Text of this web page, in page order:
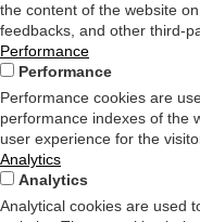
the content of the website
feedbacks, and other third-
Performance
Performance
Performance cookies are
performance indexes of the
user experience for the
Analytics
Analytics
Analytical cookies are used